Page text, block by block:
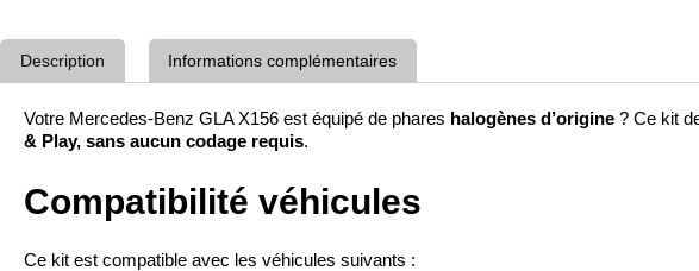
Description Informations complémentaires
Votre Mercedes-Benz GLA X156 est équipé de phares halogènes d’origine ? Ce kit
& Play, sans aucun codage requis.
Compatibilité véhicules
Ce kit est compatible avec les véhicules suivants :